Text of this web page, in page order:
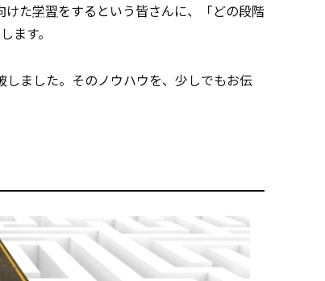
けた学習をするという皆さんに、「どの段階
ます。
ました。そのノウハウを、少しでもお伝